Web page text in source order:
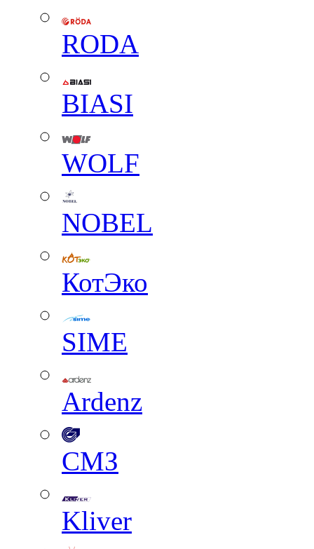
RODA
BIASI
WOLF
NOBEL
КотЭко
SIME
Ardenz
СМЗ
Kliver